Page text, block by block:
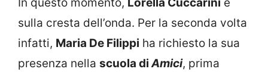
sulla cresta dell’onda. Per la seconda volta
infatti, Maria De Filippi ha richiesto la sua
presenza nella scuola di Amici, prima